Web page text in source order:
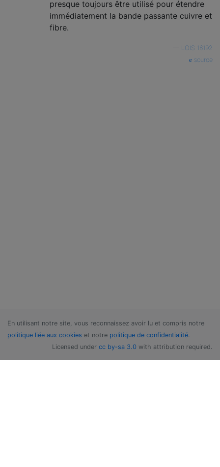
presque toujours être utilisé pour étendre
immédiatement la bande passante cuivre et
fibre.
LOIS 16192
source
En utilisant notre site, vous reconnaissez avoir lu et compris notre
politique liée aux cookies et notre politique de confidentialité.
Licensed under cc by-sa 3.0 with attribution required.